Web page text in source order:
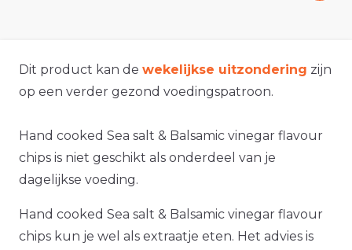
Dit product kan de wekelijkse uitzondering zijn
op een verder gezond voedingspatroon.
Hand cooked Sea salt & Balsamic vinegar flavour
chips is niet geschikt als onderdeel van je
dagelijkse voeding.
Hand cooked Sea salt & Balsamic vinegar flavour
chips kun je wel als extraatje eten. Het advies is